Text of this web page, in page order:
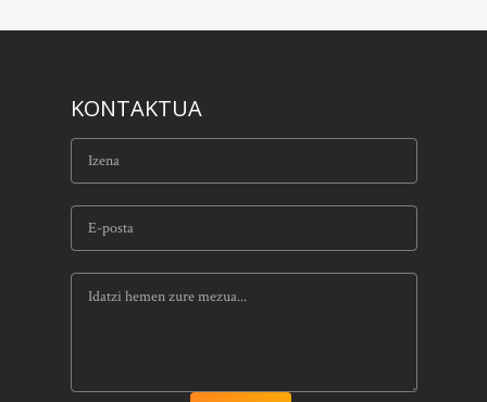
KONTAKTUA